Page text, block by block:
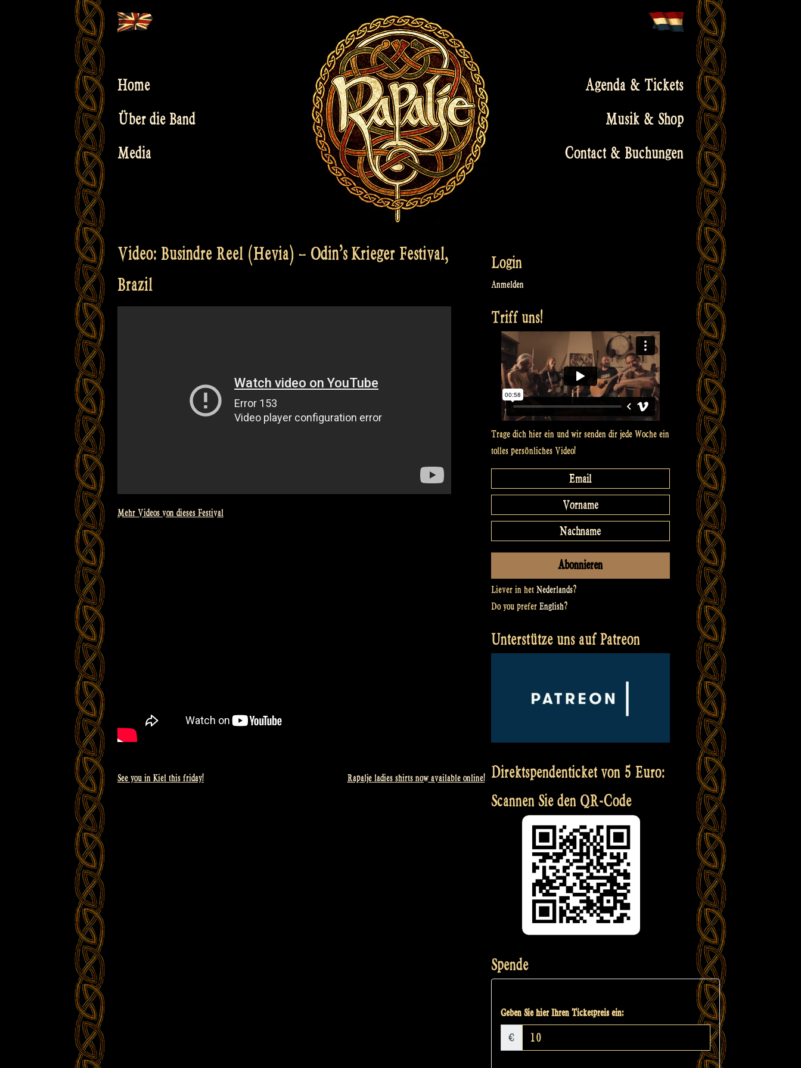
to
Home
Über die Band
Media
Agenda & Tickets
Musik & Shop
Contact & Buchungen
Video: Busindre Reel (Hevia) – Odin’s Krieger Festival,
Brazil
Mehr Videos von dieses Festival
Beitragsnavigation
See you in Kiel this friday! Rapalje ladies shirts now available online!
Login
Anmelden
Triff uns!
Trage dich hier ein und wir senden dir jede Woche ein
tolles persönliches Video!
Liever in het Nederlands?
Do you prefer English?
Unterstütze uns auf Patreon
Direktspendenticket von 5 Euro:
Scannen Sie den QR-Code
Spende
Geben Sie hier Ihren Ticketpreis ein:
€